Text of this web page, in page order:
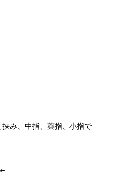
み、中指、薬指、小指で